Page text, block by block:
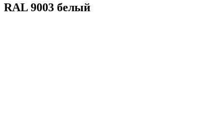
RAL 9003 белый